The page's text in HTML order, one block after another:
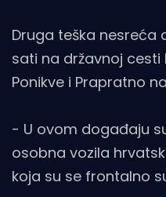
Druga teška nesreća
sati na državnoj
Ponikve i Prapratno
- U ovom događaju
osobna vozila
koja su se frontalno